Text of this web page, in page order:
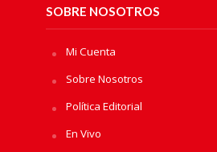
SOBRE NOSOTROS
Mi Cuenta
Sobre Nosotros
Política Editorial
En Vivo